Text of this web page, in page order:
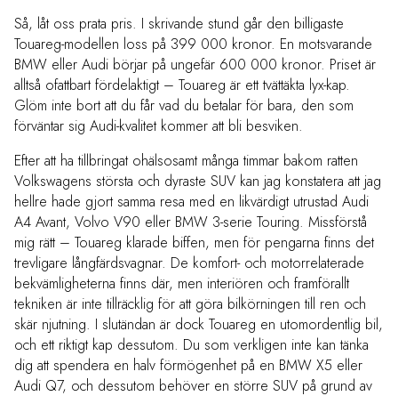
Så, låt oss prata pris. I skrivande stund går den billigaste
Touareg-modellen loss på 399 000 kronor. En motsvarande
BMW eller Audi börjar på ungefär 600 000 kronor. Priset är
alltså ofattbart fördelaktigt – Touareg är ett tvättäkta lyx-kap.
Glöm inte bort att du får vad du betalar för bara, den som
förväntar sig Audi-kvalitet kommer att bli besviken.
Efter att ha tillbringat ohälsosamt många timmar bakom ratten
Volkswagens största och dyraste SUV kan jag konstatera att jag
hellre hade gjort samma resa med en likvärdigt utrustad Audi
A4 Avant, Volvo V90 eller BMW 3-serie Touring. Missförstå
mig rätt – Touareg klarade biffen, men för pengarna finns det
trevligare långfärdsvagnar. De komfort- och motorrelaterade
bekvämligheterna finns där, men interiören och framförallt
tekniken är inte tillräcklig för att göra bilkörningen till ren och
skär njutning. I slutändan är dock Touareg en utomordentlig bil,
och ett riktigt kap dessutom. Du som verkligen inte kan tänka
dig att spendera en halv förmögenhet på en BMW X5 eller
Audi Q7, och dessutom behöver en större SUV på grund av